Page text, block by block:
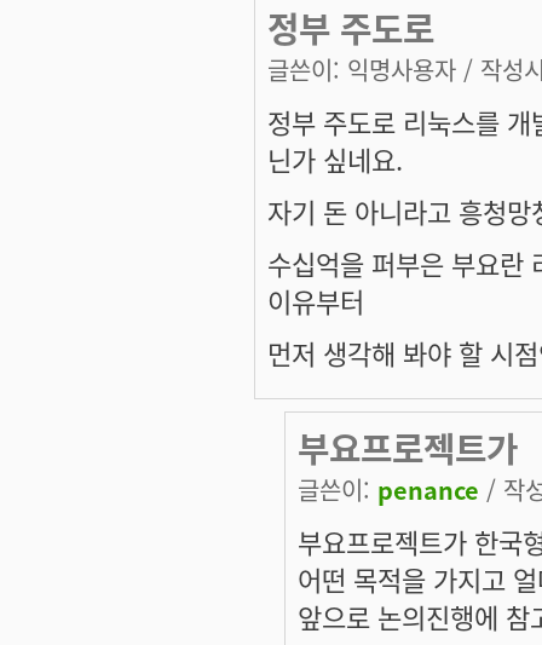
정부 주도로
글쓴이: 익명사용자 / 작성
정부 주도로 리눅스를
닌가 싶네요.
자기 돈 아니라고 흥청
수십억을 퍼부은 부요란
이유부터
먼저 생각해 봐야 할 시
부요프로젝트가
글쓴이: penance / 작
부요프로젝트가 한국
어떤 목적을 가지고
앞으로 논의진행에 참